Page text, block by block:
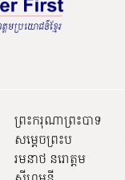
ព្រះករុណាព្រះបាទ
សម្តេចព្រះប
រមនាថ នរោត្តម